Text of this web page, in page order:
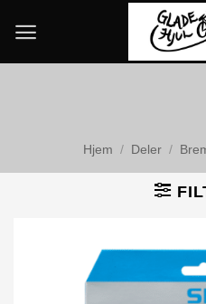
content
Hjem / Deler /